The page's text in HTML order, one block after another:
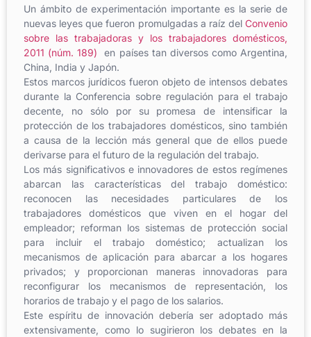
Un ámbito de experimentación importante es la serie de
nuevas leyes que fueron promulgadas a raíz del Convenio
sobre las trabajadoras y los trabajadores domésticos,
2011 (núm. 189)
en países tan diversos como Argentina,
China, India y Japón.
Estos marcos jurídicos fueron objeto de intensos debates
durante la Conferencia sobre regulación para el trabajo
decente, no sólo por su promesa de intensificar la
protección de los trabajadores domésticos, sino también
a causa de la lección más general que de ellos puede
derivarse para el futuro de la regulación del trabajo.
Los más significativos e innovadores de estos regímenes
abarcan las características del trabajo doméstico:
reconocen las necesidades particulares de los
trabajadores domésticos que viven en el hogar del
empleador; reforman los sistemas de protección social
para incluir el trabajo doméstico; actualizan los
mecanismos de aplicación para abarcar a los hogares
privados; y proporcionan maneras innovadoras para
reconfigurar los mecanismos de representación, los
horarios de trabajo y el pago de los salarios.
Este espíritu de innovación debería ser adoptado más
extensivamente, como lo sugirieron los debates en la